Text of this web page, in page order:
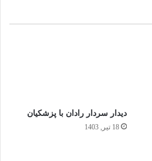
دیدار سردار رادان با پزشکیان
18 تیر, 1403